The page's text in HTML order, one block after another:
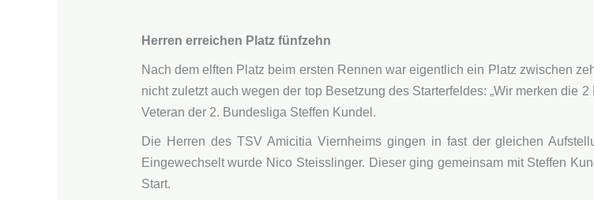
Herren erreichen Platz fünfzehn
Nach dem elften Platz beim ersten Rennen war eigentlich ein Platz zwischen
nicht zuletzt auch wegen der top Besetzung des Starterfeldes: „Wir merken die
Veteran der 2. Bundesliga Steffen Kundel.
Die Herren des TSV Amicitia Viernheims gingen in fast der gleichen
Eingewechselt wurde Nico Steisslinger. Dieser ging gemeinsam mit Steffen
Start.